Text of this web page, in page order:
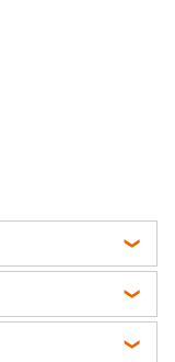
средство